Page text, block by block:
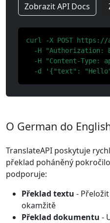
Zobrazit API Docs
curl -X POST
-H "Authorization:
-H "Content-Type:
-d '{"text":
O German do
TranslateAPI poskytuje
překlad poháněný
podporuje:
Překlad textu -
okamžitě
Překlad dokumentu -